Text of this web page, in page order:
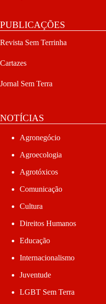
PUBLICAÇÕES
Revista Sem Terrinha
Cartazes
Jornal Sem Terra
NOTÍCIAS
Agronegócio
Agroecologia
Agrotóxicos
Comunicação
Cultura
Direitos Humanos
Educação
Internacionalismo
Juventude
LGBT Sem Terra